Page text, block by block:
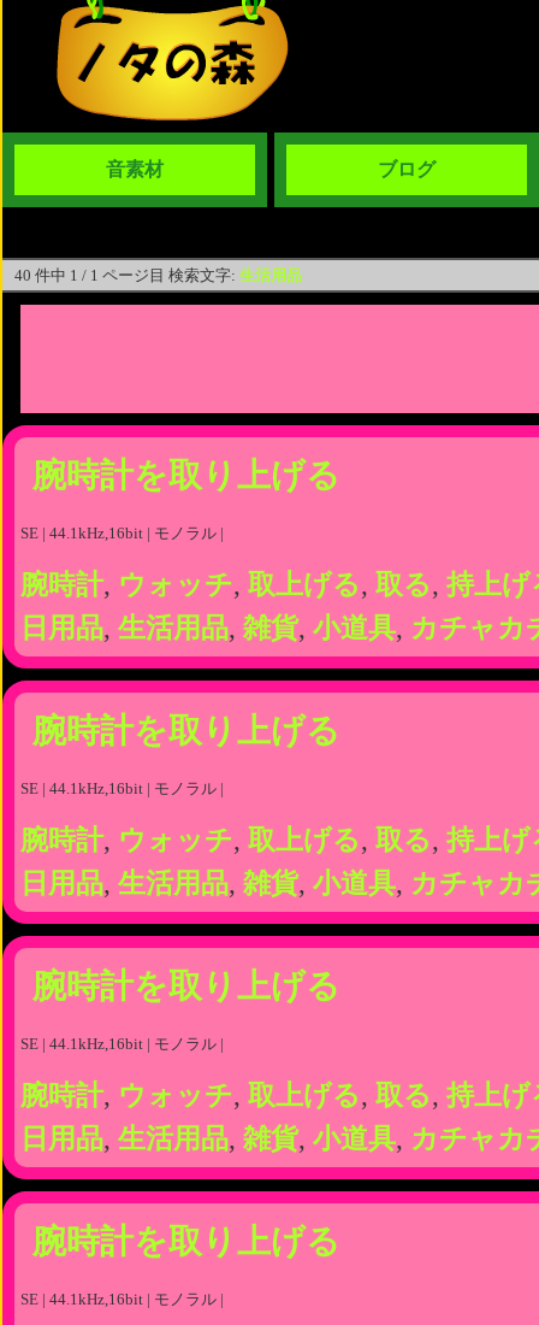
音素材 ブログ
40 件中 1 / 1 ページ目 検索文字: 生活用品
腕時計を取り上げる
SE | 44.1kHz,16bit | モノラル |
腕時計, ウォッチ, 取上げる, 取る, 持上げ
日用品, 生活用品, 雑貨, 小道具, カチャカ
腕時計を取り上げる
SE | 44.1kHz,16bit | モノラル |
腕時計, ウォッチ, 取上げる, 取る, 持上げ
日用品, 生活用品, 雑貨, 小道具, カチャカ
腕時計を取り上げる
SE | 44.1kHz,16bit | モノラル |
腕時計, ウォッチ, 取上げる, 取る, 持上げ
日用品, 生活用品, 雑貨, 小道具, カチャカ
腕時計を取り上げる
SE | 44.1kHz,16bit | モノラル |